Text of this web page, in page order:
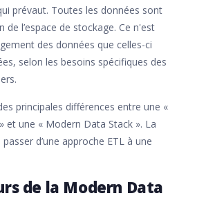
prévaut. Toutes les données sont
de l’espace de stockage. Ce n'est
des données que celles-ci
selon les besoins spécifiques des
principales différences entre une «
et une « Modern Data Stack ». La
d’une approche ETL à une
de la Modern Data